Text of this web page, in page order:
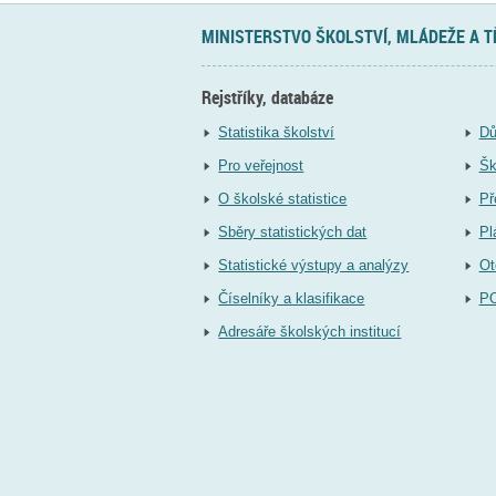
MINISTERSTVO ŠKOLSTVÍ, MLÁDEŽE A
Rejstříky, databáze
Statistika školství
Pro veřejnost
O školské statistice
Sběry statistických dat
Statistické výstupy a analýzy
Číselníky a klasifikace
Adresáře školských institucí